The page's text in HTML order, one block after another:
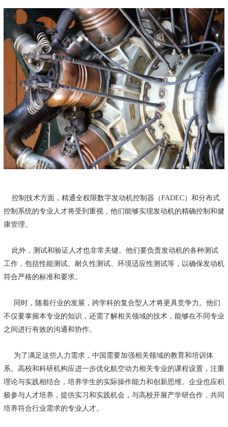
控制技术方面，精通全权限数字发动机控制器（FADEC）和分布式
控制系统的专业人才将受到重视，他们能够实现发动机的精确控制和健
康管理。
此外，测试和验证人才也非常关键。他们要负责发动机的各种测试
工作，包括性能测试、耐久性测试、环境适应性测试等，以确保发动机
符合严格的标准和要求。
同时，随着行业的发展，跨学科的复合型人才将更具竞争力。他们
不仅要掌握本专业的知识，还需了解相关领域的技术，能够在不同专业
之间进行有效的沟通和协作。
为了满足这些人力需求，中国需要加强相关领域的教育和培训体
系。高校和科研机构应进一步优化航空动力相关专业的课程设置，注重
理论与实践相结合，培养学生的实际操作能力和创新思维。企业也应积
极参与人才培养，提供实习和实践机会，与高校开展产学研合作，共同
培养符合行业需求的专业人才。